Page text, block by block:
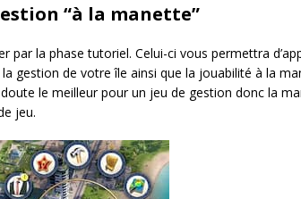
“à la manette”
par la phase tutoriel. Celui-ci vous permettra
gestion de votre île ainsi que la jouabilité à la
le meilleur pour un jeu de gestion donc la
jeu.